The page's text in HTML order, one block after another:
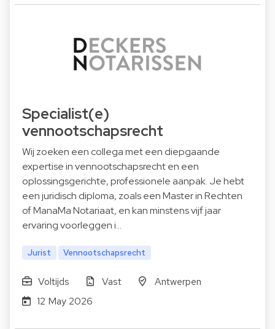
Specialist(e)
vennootschapsrecht
Wij zoeken een collega met een diepgaande
expertise in vennootschapsrecht en een
oplossingsgerichte, professionele aanpak. Je hebt
een juridisch diploma, zoals een Master in Rechten
of ManaMa Notariaat, en kan minstens vijf jaar
ervaring voorleggen i…
Jurist Vennootschapsrecht
Voltijds Vast
Antwerpen
12 May 2026